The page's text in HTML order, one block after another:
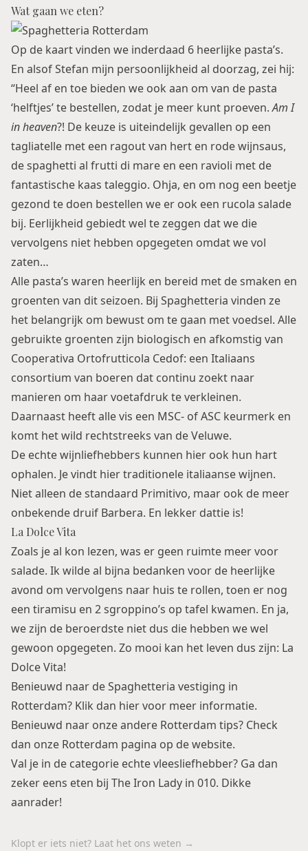
Wat gaan we eten?
Op de kaart vinden we inderdaad 6 heerlijke pasta’s.
En alsof Stefan mijn persoonlijkheid al doorzag, zei hij:
“Heel af en toe bieden we ook aan om van de pasta
‘helftjes’ te bestellen, zodat je meer kunt proeven.Am I
in heaven?! De keuze is uiteindelijk gevallen op een
tagliatelle met een ragout van hert en rode wijnsaus,
de spaghetti al frutti di mare en een ravioli met de
fantastische kaas taleggio. Ohja, en om nog een beetje
gezond te doen bestellen we er ook een rucola salade
bij. Eerlijkheid gebiedt wel te zeggen dat we die
vervolgens niet hebben opgegeten omdat we vol
zaten…
Alle pasta’s waren heerlijk en bereid met de smaken en
groenten van dit seizoen. Bij Spaghetteria vinden ze
het belangrijk om bewust om te gaan met voedsel. Alle
gebruikte groenten zijn biologisch en afkomstig van
Cooperativa Ortofrutticola Cedof: een Italiaans
consortium van boeren dat continu zoekt naar
manieren om haar voetafdruk te verkleinen.
Daarnaast heeft alle vis een MSC- of ASC keurmerk en
komt het wild rechtstreeks van de Veluwe.
De echte wijnliefhebbers kunnen hier ook hun hart
ophalen. Je vindt hier traditionele italiaanse wijnen.
Niet alleen de standaard Primitivo, maar ook de meer
onbekende druif Barbera. En lekker dattie is!
La Dolce Vita
Zoals je al kon lezen, was er geen ruimte meer voor
salade. Ik wilde al bijna bedanken voor de heerlijke
avond om vervolgens naar huis te rollen, toen er nog
een tiramisu en 2 sgroppino’s op tafel kwamen. En ja,
we zijn de beroerdste niet dus die hebben we wel
gewoon opgegeten. Zo mooi kan het leven dus zijn: La
Dolce Vita!
Benieuwd naar de Spaghetteria vestiging in
Rotterdam? Klik dan hiervoor meer informatie.
Benieuwd naar onze andere Rotterdam tips? Check
dan onze Rotterdam pagina op de website.
Val je in de categorie echte vleesliefhebber? Ga dan
zeker eens eten bij The Iron Lady in 010. Dikke
aanrader!
Klopt er iets niet? Laat het ons weten →